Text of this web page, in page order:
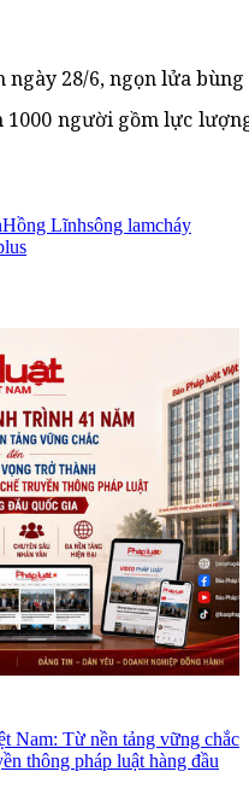
ngày 28/6, ngọn lửa
người gồm lực
Hồng Lĩnhsông lamcháy
Nam: Từ nền tảng vững chắc
thông pháp luật hàng đầu